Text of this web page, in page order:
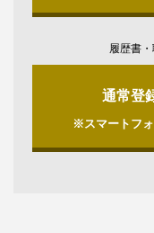
履歴書
通常登
※スマートフォ